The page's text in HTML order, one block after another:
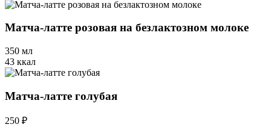
Матча-латте розовая на безлактозном молоке
350 мл
43 ккал
Матча-латте голубая
250 ₽